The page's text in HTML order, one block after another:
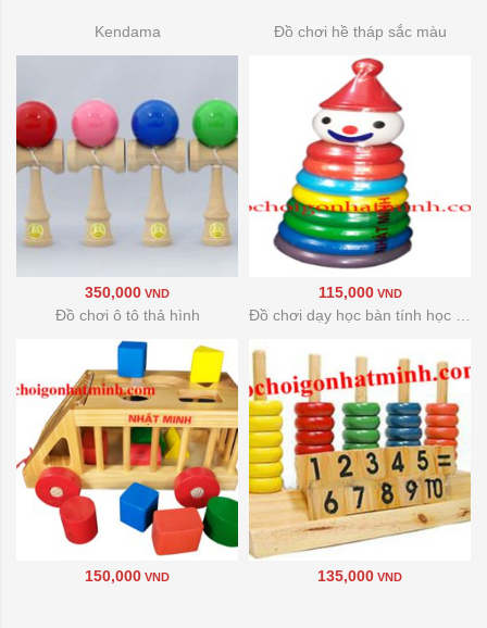
Kendama
350,000 VND
Đồ chơi hề tháp sắc màu
115,000 VND
Đồ chơi ô tô thả hình
150,000 VND 135,000 VND